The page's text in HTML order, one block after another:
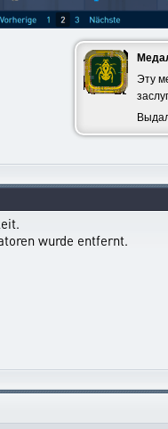
Эту
wurde entfernt.